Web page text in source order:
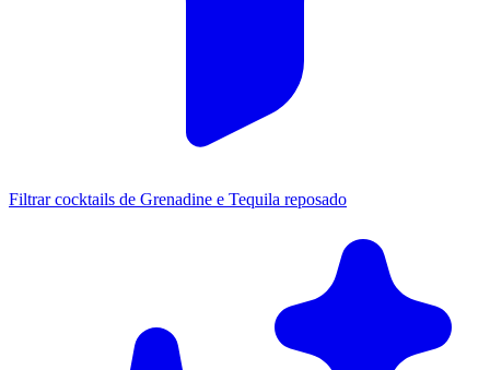
Filtrar cocktails de Grenadine e Tequila reposado